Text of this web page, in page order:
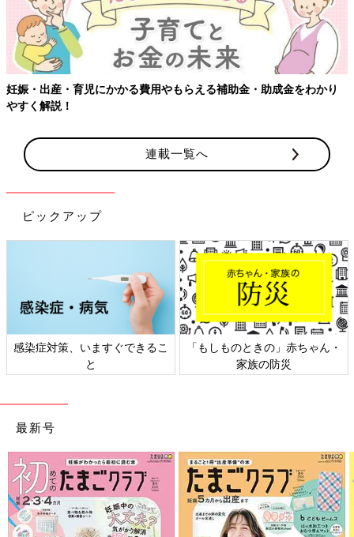
妊娠・出産・育児にかかる費用やもらえる補助金・助成金をわかり
やすく解説！
連載一覧へ
ピックアップ
感染症対策、いますぐできるこ
と
「もしものときの」赤ちゃん・
家族の防災
最新号